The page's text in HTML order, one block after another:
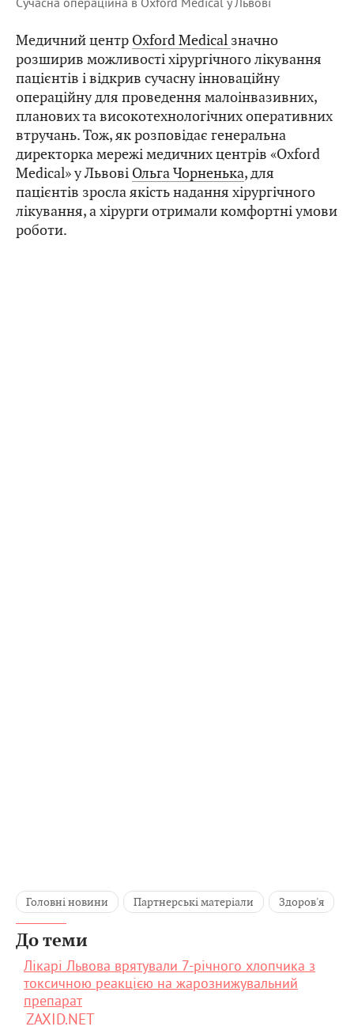
Медичний центр Oxford Medical значно
розширив можливості хірургічного лікування
пацієнтів і відкрив сучасну інноваційну
операційну для проведення малоінвазивних,
планових та високотехнологічних оперативних
втручань. Тож, як розповідає генеральна
директорка мережі медичних центрів «Oxford
Medical» у Львові Ольга Чорненька, для
пацієнтів зросла якість надання хірургічного
лікування, а хірурги отримали комфортні умови
роботи.
Головні новини Партнерські матеріали Здоров'я
До теми
Лікарі Львова врятували 7-річного хлопчика з
токсичною реакцією на жарознижувальний
препарат
ZAXID.NET